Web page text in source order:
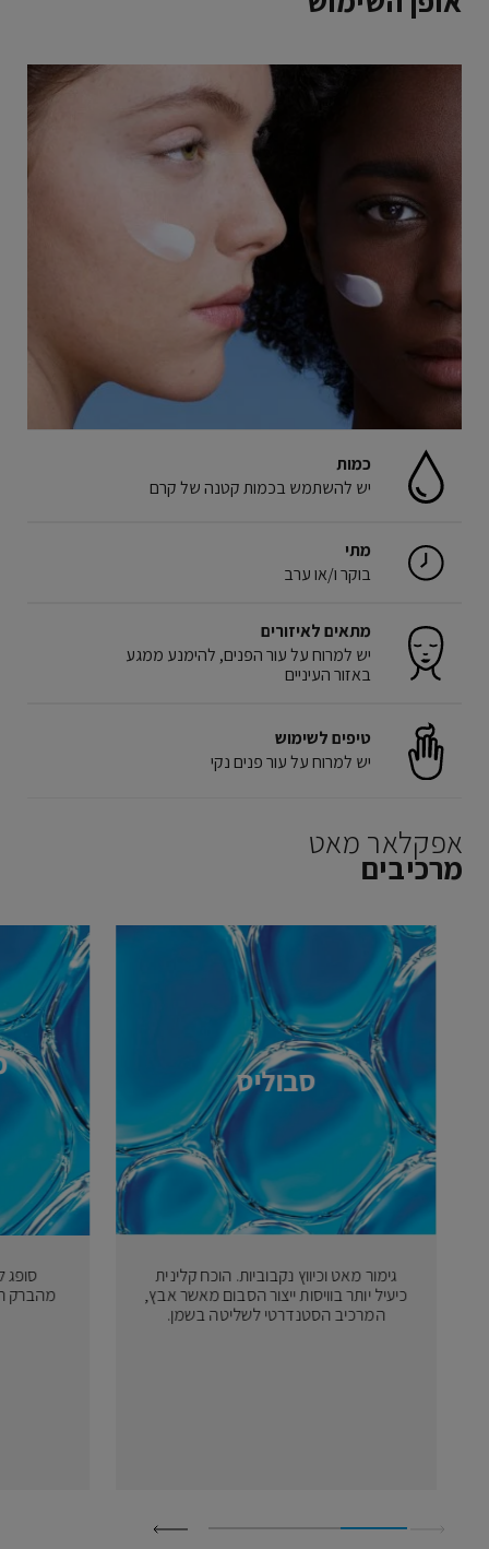
כמות
יש להשתמש בכמות קטנה של קרם
מתי
בוקר ו/או ערב
מתאים לאיזורים
יש למרוח על עור הפנים, להימנע ממגע
באזור העיניים
טיפים לשימוש
יש למרוח על עור פנים נקי
אפקלאר מאט
מרכיבים
סבוליס
גימור מאט וכיווץ נקבוביות. הוכח קלינית
כיעיל יותר בוויסות ייצור הסבום מאשר אבץ,
המרכיב הסטנדרטי לשליטה בשמן.
סופג
מהברק